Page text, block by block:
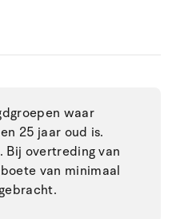
waar
25 jaar oud is.
Bij overtreding van
van minimaal